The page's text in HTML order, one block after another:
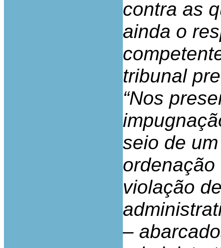
contra as
ainda o
tribunal
“Nos
seio de
violação
–